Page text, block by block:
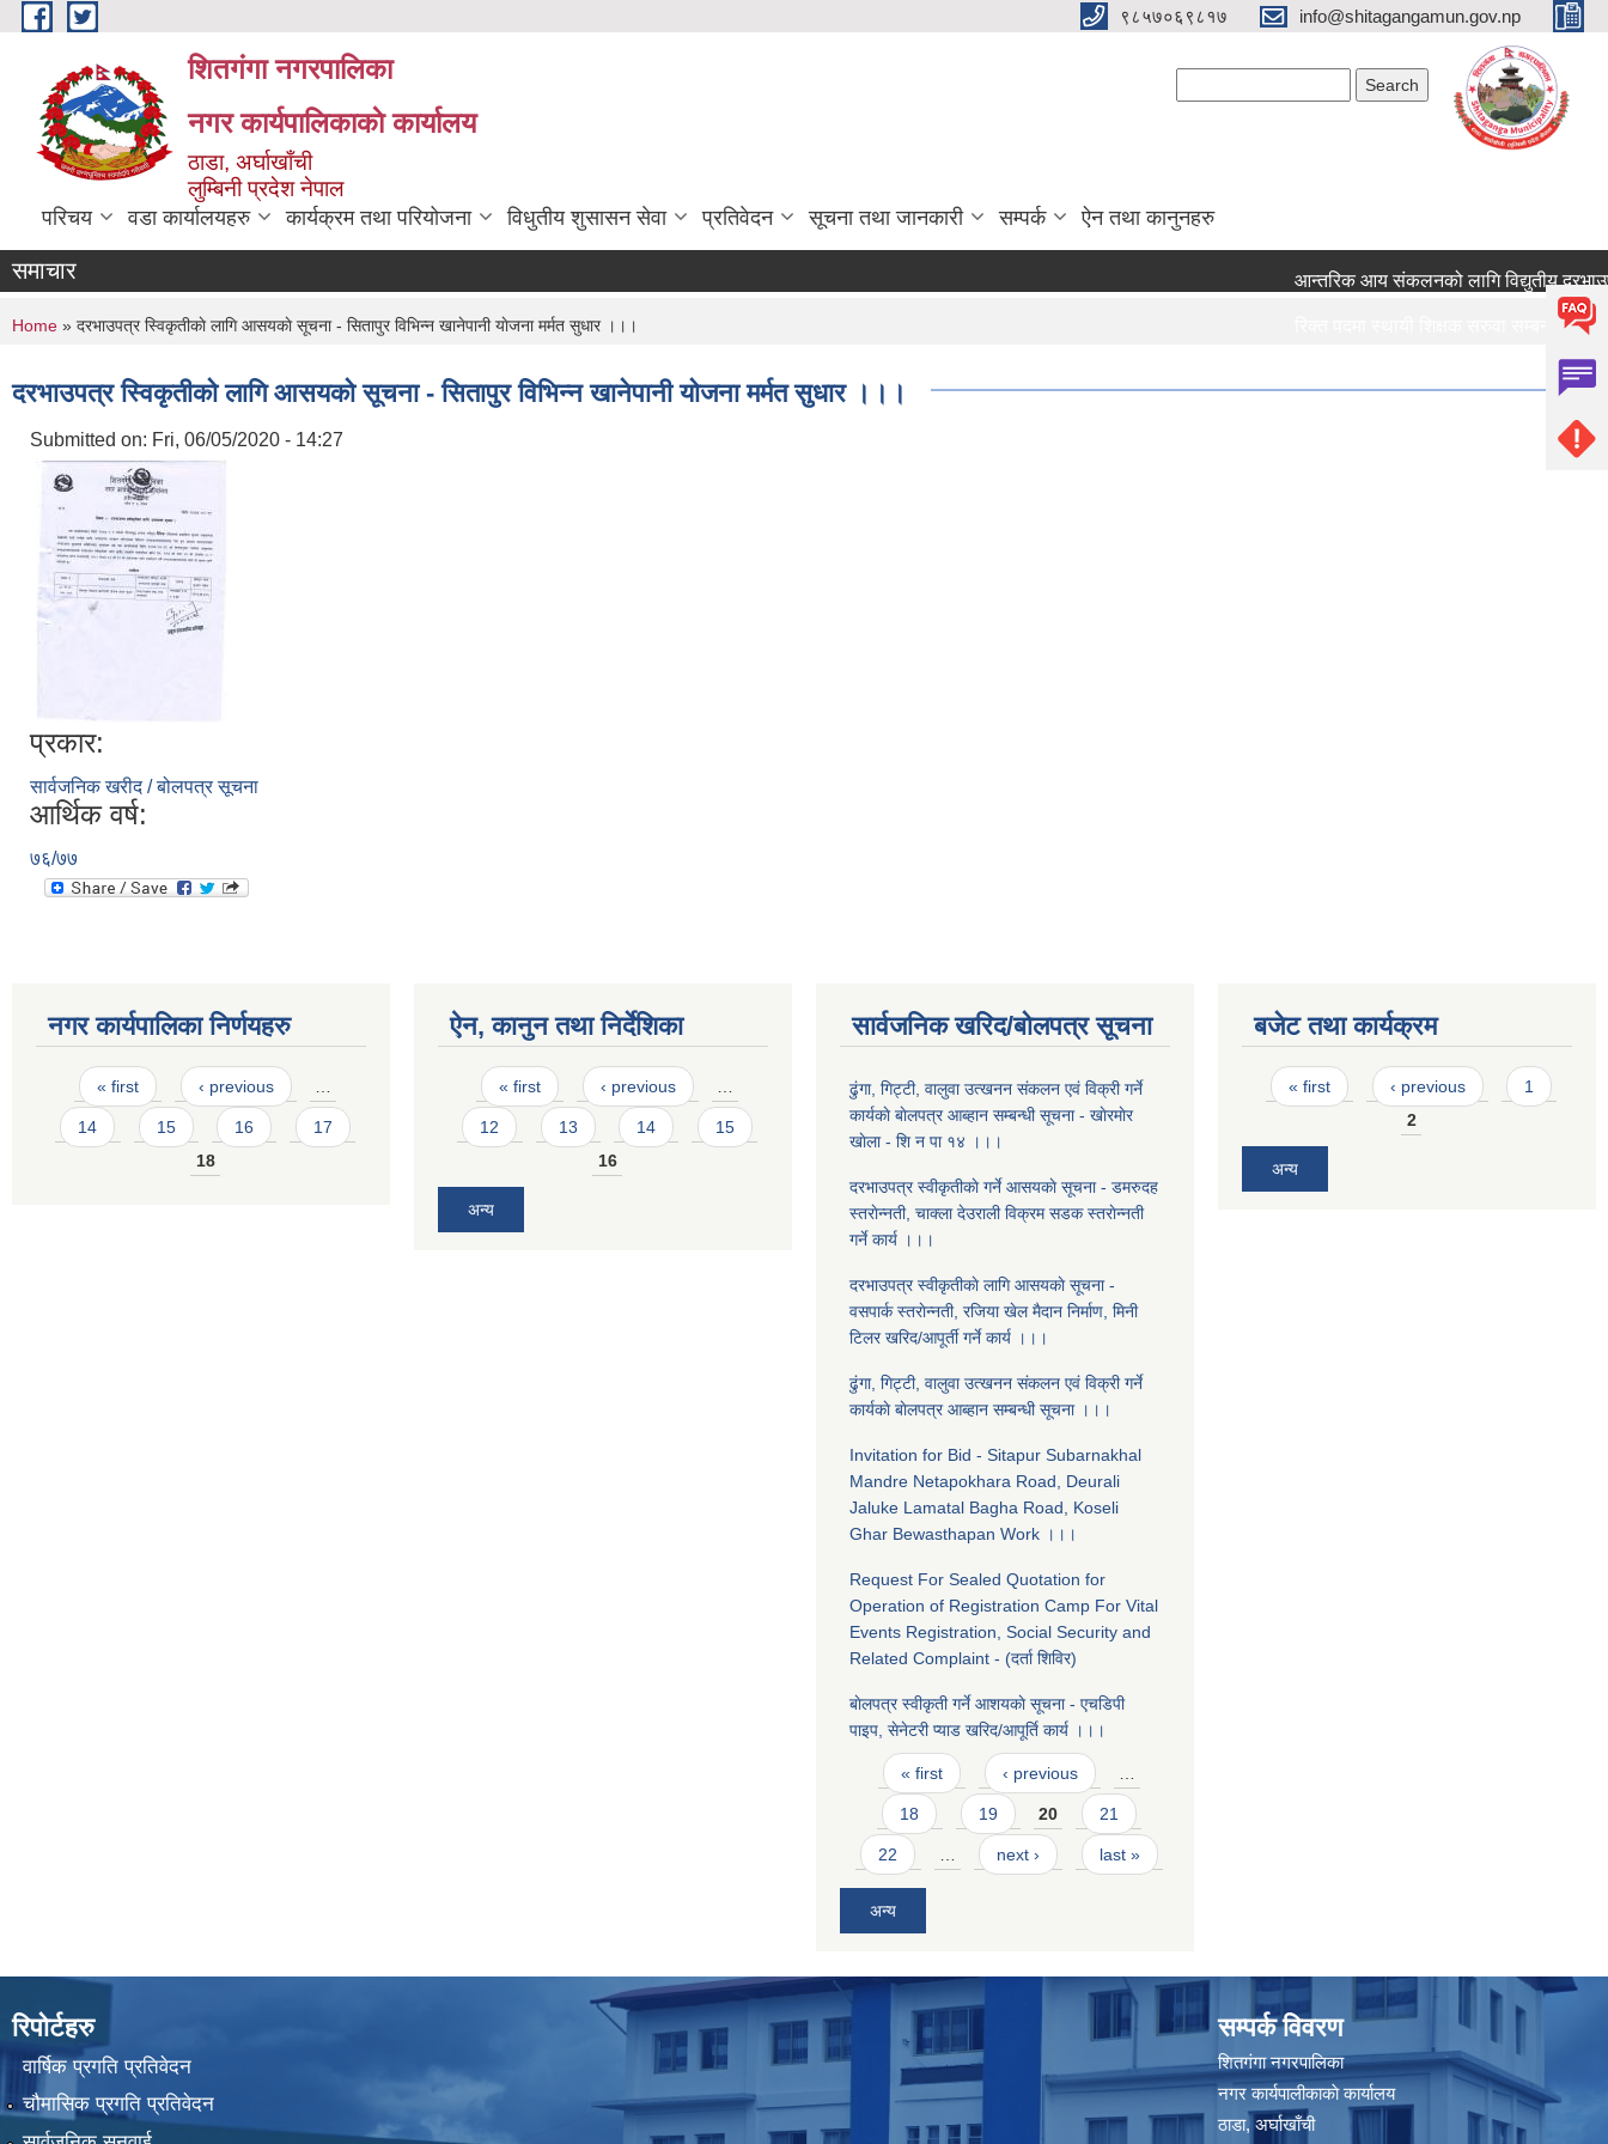
Skip to main content ९८५७०६९८१७ info@shitagangamun.gov.np
शितगंगा नगरपालिका
नगर कार्यपालिकाकाे कार्यालय
ठाडा, अर्घाखाँची
लुम्बिनी प्रदेश नेपाल
परिचय वडा कार्यालयहरु कार्यक्रम तथा परियोजना विधुतीय शुसासन सेवा प्रतिवेदन सूचना तथा जानकारी सम्पर्क ऐन तथा कानुनहरु
समाचार आन्तरिक आय संकलनको लागि विद्युतीय
रिक्त पदमा स्थायी शिक्षक सरुवा सम्बन्धमा ।।।
रिक्त पदमा स्थायी शिक्षक सरुवा सम्बन्धमा ।।।
You are here
Home » दरभाउपत्र स्विकृतीकाे लागि आसयकाे सूचना - सितापुर विभिन्न खानेपानी याेजना मर्मत सुधार ।।।
दरभाउपत्र स्विकृतीकाे लागि आसयकाे सूचना - सितापुर विभिन्न खानेपानी याेजना मर्मत सुधार ।।।
Submitted on: Fri, 06/05/2020 - 14:27
प्रकार:
सार्वजनिक खरीद / बोलपत्र सूचना
आर्थिक वर्ष:
७६/७७
नगर कार्यपालिका निर्णयहरु
Pages
« first ‹ previous
14 15 16
17
18
ऐन, कानुन तथा निर्देशिका
Pages
« first ‹ previous
12 13 14
15
16
अन्य
सार्वजनिक खरिद/बोलपत्र सूचना
ढुंगा, गिट्टी, वालुवा उत्खनन संकलन एवं विक्री गर्ने
कार्यकाे बाेलपत्र आब्हान सम्बन्धी सूचना - खाेरमाेर
खाेला - शि‍ न पा १४ ।।।
दरभाउपत्र स्वीकृतीकाे गर्ने आसयकाे सूचना - डमरुदह
स्तराेन्नती, चाक्ला देउराली विक्रम सडक स्तराेन्नती
गर्ने कार्य ।।।
दरभाउपत्र स्वीकृतीकाे लागि आसयकाे सूचना -
वसपार्क स्तराेन्नती, रजिया खेल मैदान निर्माण, मिनी
टिलर खरिद/आपूर्ती गर्ने कार्य ।।।
ढुंगा, गिट्टी, वालुवा उत्खनन संकलन एवं विक्री गर्ने
कार्यकाे बाेलपत्र आब्हान सम्बन्धी सूचना ।।।
Invitation for Bid - Sitapur Subarnakhal
Mandre Netapokhara Road, Deurali
Jaluke Lamatal Bagha Road, Koseli
Ghar Bewasthapan Work ।।।
Request For Sealed Quotation for
Operation of Registration Camp For Vital
Events Registration, Social Security and
Related Complaint - (दर्ता शिविर)
बाेलपत्र स्वीकृती गर्ने आशयकाे सूचना - एचडिपी
पाइप, सेनेटरी प्याड खरिद/आपूर्ति कार्य ।।।
Pages
« first ‹ previous
18 19 20 21
22 next › last »
अन्य
बजेट तथा कार्यक्रम
Pages
« first ‹ previous
1
2
अन्य
रिपोर्टहरु
वार्षिक प्रगति प्रतिवेदन
चौमासिक प्रगति प्रतिवेदन
सम्पर्क विवरण
शितगंगा नगरपालिका
नगर कार्यपालीकाकाे कार्यालय
ठाडा, अर्घाखाँची